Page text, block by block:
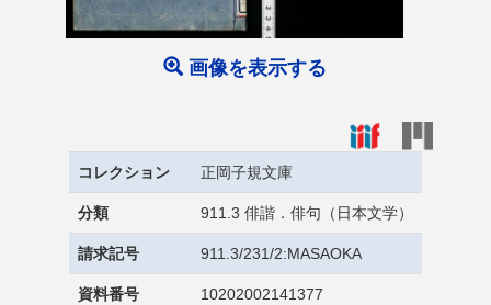
画像を表示する
コレクション 正岡子規文庫
分類 911.3 俳諧．俳句（日本文学）
請求記号 911.3/231/2:MASAOKA
資料番号 10202002141377